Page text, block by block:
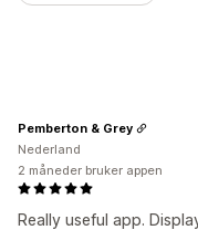
Really useful app.
Pemberton & Grey
Nederland
2 måneder bruker appen